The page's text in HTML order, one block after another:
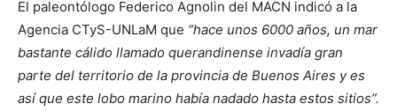
El paleontólogo Federico Agnolin del MACN indicó a la
Agencia CTyS-UNLaM que “hace unos 6000 años, un mar
bastante cálido llamado querandinense invadía gran
parte del territorio de la provincia de Buenos Aires y es
así que este lobo marino había nadado hasta estos sitios”.